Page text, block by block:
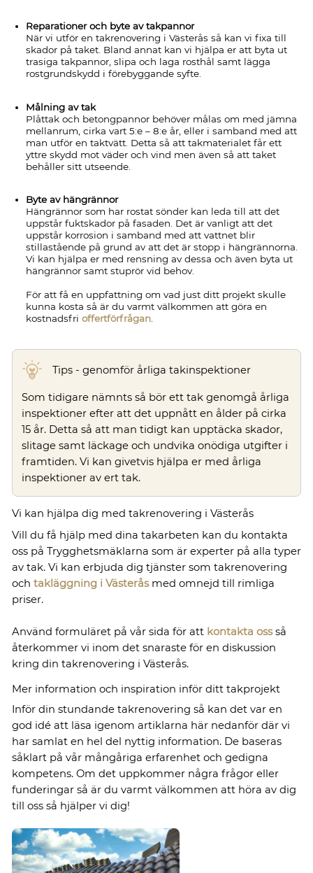
Reparationer och byte av takpannor
När vi utför en takrenovering i Västerås så kan vi fixa till
skador på taket. Bland annat kan vi hjälpa er att byta ut
trasiga takpannor, slipa och laga rosthål samt lägga
rostgrundskydd i förebyggande syfte.
Målning av tak
Plåttak och betongpannor behöver målas om med jämna
mellanrum, cirka vart 5:e – 8:e år, eller i samband med att
man utför en taktvätt. Detta så att takmaterialet får ett
yttre skydd mot väder och vind men även så att taket
behåller sitt utseende.
Byte av hängrännor
Hängrännor som har rostat sönder kan leda till att det
uppstår fuktskador på fasaden. Det är vanligt att det
uppstår korrosion i samband med att vattnet blir
stillastående på grund av att det är stopp i hängrännorna.
Vi kan hjälpa er med rensning av dessa och även byta ut
hängrännor samt stuprör vid behov.
För att få en uppfattning om vad just ditt projekt skulle
kunna kosta så är du varmt välkommen att göra en
kostnadsfri offertförfrågan.
Tips - genomför årliga takinspektioner
Som tidigare nämnts så bör ett tak genomgå årliga
inspektioner efter att det uppnått en ålder på cirka
15 år. Detta så att man tidigt kan upptäcka skador,
slitage samt läckage och undvika onödiga utgifter i
framtiden. Vi kan givetvis hjälpa er med årliga
inspektioner av ert tak.
Vi kan hjälpa dig med takrenovering i Västerås
Vill du få hjälp med dina takarbeten kan du kontakta
oss på Trygghetsmäklarna som är experter på alla typer
av tak. Vi kan erbjuda dig tjänster som takrenovering
och takläggning i Västeråsmed omnejd till rimliga
priser.
Använd formuläret på vår sida för att kontakta ossså
återkommer vi inom det snaraste för en diskussion
kring din takrenovering i Västerås.
Mer information och inspiration inför ditt takprojekt
Inför din stundande takrenovering så kan det var en
god idé att läsa igenom artiklarna här nedanför där vi
har samlat en hel del nyttig information. De baseras
såklart på vår mångåriga erfarenhet och gedigna
kompetens. Om det uppkommer några frågor eller
funderingar så är du varmt välkommen att höra av dig
till oss så hjälper vi dig!